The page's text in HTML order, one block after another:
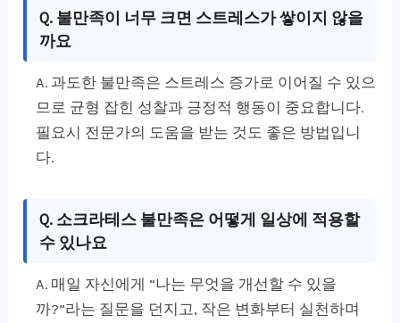
Q. 불만족이 너무 크면 스트레스가 쌓이지 않을
까요
A. 과도한 불만족은 스트레스 증가로 이어질 수 있으
므로 균형 잡힌 성찰과 긍정적 행동이 중요합니다.
필요시 전문가의 도움을 받는 것도 좋은 방법입니
다.
Q. 소크라테스 불만족은 어떻게 일상에 적용할
수 있나요
A. 매일 자신에게 “나는 무엇을 개선할 수 있을
까?”라는 질문을 던지고, 작은 변화부터 실천하며